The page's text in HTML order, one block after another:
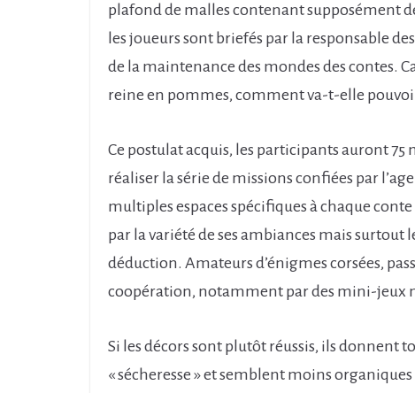
plafond de malles contenant supposément
les joueurs sont briefés par la responsable
de la maintenance des mondes des contes.
reine en pommes, comment va-t-elle
Ce postulat acquis, les participants auront
réaliser la série de missions confiées par
multiples espaces spécifiques à chaque
par la variété de ses ambiances mais surtout
déduction. Amateurs d’énigmes corsées,
coopération, notamment par des mini-jeux
Si les décors sont plutôt réussis, ils donnent
« sécheresse » et semblent moins